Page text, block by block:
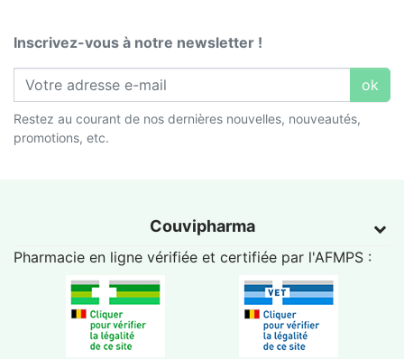
Inscrivez-vous à notre newsletter !
ok
Restez au courant de nos dernières nouvelles, nouveautés,
promotions, etc.
Couvipharma
Pharmacie en ligne vérifiée et certifiée par l'AFMPS :